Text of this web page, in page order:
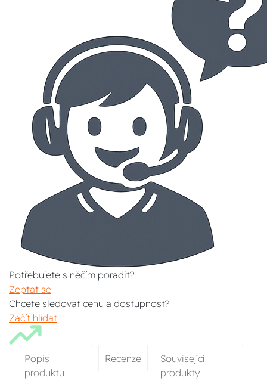
Potřebujete s něčím poradit?
Zeptat se
Chcete sledovat cenu a dostupnost?
Začít hlídat
Popis
produktu
Recenze
Související
produkty